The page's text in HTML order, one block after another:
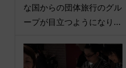
な国からの団体旅行のグル
ープが目立つようになり...